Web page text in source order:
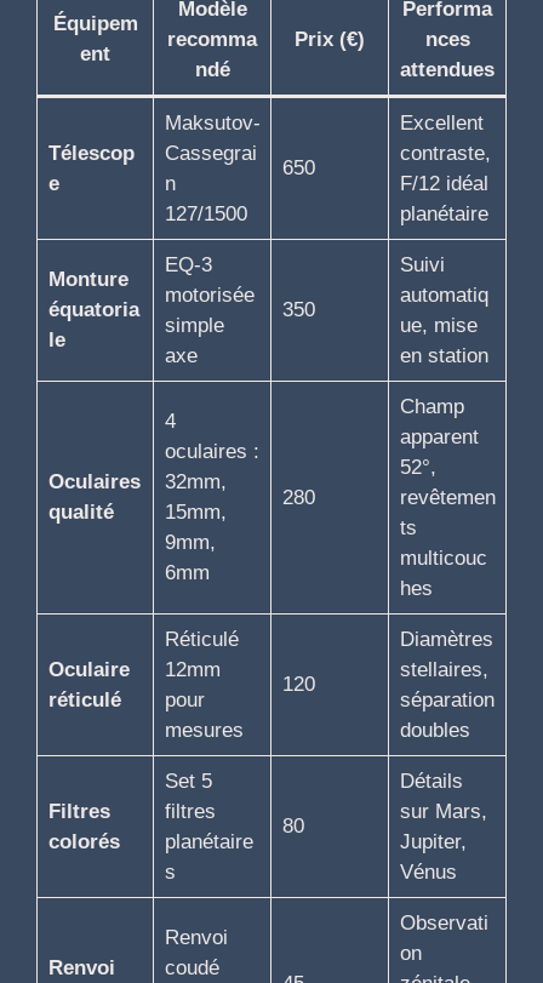
Équipem
ent
Modèle
recomma
ndé
Prix (€)
Performa
nces
attendues
Télescop
e
Maksutov-
Cassegrai
n
127/1500
650
Excellent
contraste,
F/12 idéal
planétaire
Monture
équatoria
le
EQ-3
motorisée
simple
axe
350
Suivi
automatiq
ue, mise
en station
Oculaires
qualité
4
oculaires :
32mm,
15mm,
9mm,
6mm
280
Champ
apparent
52°,
revêtemen
ts
multicouc
hes
Oculaire
réticulé
Réticulé
12mm
pour
mesures
120
Diamètres
stellaires,
séparation
doubles
Filtres
colorés
Set 5
filtres
planétaire
s
80
Détails
sur Mars,
Jupiter,
Vénus
Renvoi
Renvoi
coudé
Observati
on